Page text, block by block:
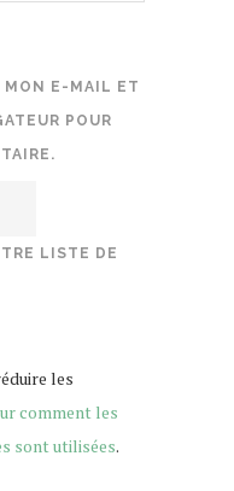
MON E-MAIL ET
POUR
LISTE DE
les
comment les
sont utilisées.